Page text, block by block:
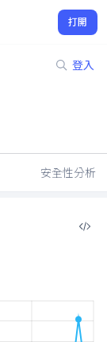
打開
登入
安全性分析